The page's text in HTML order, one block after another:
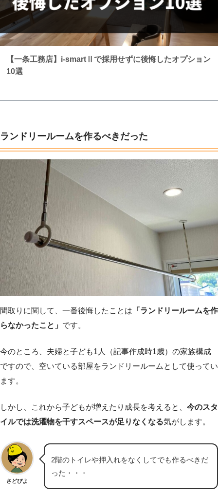
【一条工務店】i-smartⅡで採用せずに後悔したオプション
10選
ランドリールームを作るべきだった
間取りに関して、一番後悔したことは 「ランドリールームを作
らなかったこと」 です。
今のところ、夫婦と子ども1人（記事作成時1歳）の家族構成
ですので、空いている部屋をランドリールームとして使ってい
ます。
しかし、これから子どもが増えたり成長を考えると、 今のスタ
イルでは洗濯物を干すスペースが足りなくなる気がします。
さどぴよ
2階のトイレや押入れをなくしてでも作るべきだ
った・・・